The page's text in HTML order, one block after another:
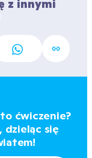
z innymi
ćwiczenie?
dzieląc się